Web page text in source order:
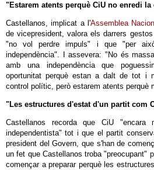
"Estarem atents perquè CiU no enredi la
Castellanos, implicat a l'Assemblea
de vicepresident, valora els darrers
"no vol perdre impuls" i que "per
independència". I assevera: "No és
amb una independència que
oportunitat perquè estan a dalt de tot i
control polític, però estarem atents perquè
"Les estructures d'estat d'un partit com
Castellanos recorda que CiU
independentista" tot i que el partit
president del Govern, que s'han de
un fet que Castellanos troba "preocupant"
començar a preparar perquè les